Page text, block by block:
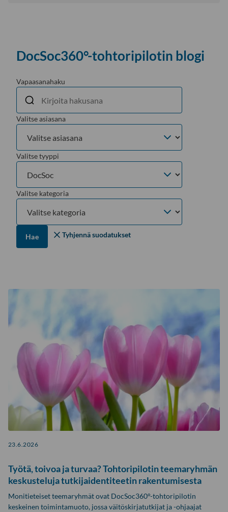
DocSoc360°-tohtoripilotin blogi
Vapaasanahaku
Valitse asiasana
Valitse tyyppi
Valitse kategoria
Hae Tyhjennä suodatukset
Osumalistaus
23.6.2026
Työtä, toivoa ja turvaa? Tohtoripilotin teemaryhmän
keskusteluja tutkijaidentiteetin rakentumisesta
Monitieteiset teemaryhmät ovat DocSoc360°-tohtoripilotin
keskeinen toimintamuoto, jossa väitöskirjatutkijat ja -ohjaajat